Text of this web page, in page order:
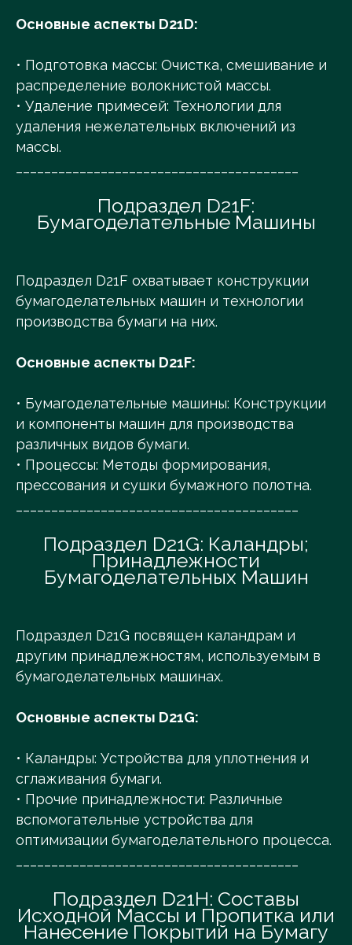
Основные аспекты D21D:
• Подготовка массы: Очистка, смешивание и
распределение волокнистой массы.
• Удаление примесей: Технологии для
удаления нежелательных включений из
массы.
Подраздел D21F:
Бумагоделательные Машины
Подраздел D21F охватывает конструкции
бумагоделательных машин и технологии
производства бумаги на них.
Основные аспекты D21F:
• Бумагоделательные машины: Конструкции
и компоненты машин для производства
различных видов бумаги.
• Процессы: Методы формирования,
прессования и сушки бумажного полотна.
Подраздел D21G: Каландры;
Принадлежности
Бумагоделательных Машин
Подраздел D21G посвящен каландрам и
другим принадлежностям, используемым в
бумагоделательных машинах.
Основные аспекты D21G:
• Каландры: Устройства для уплотнения и
сглаживания бумаги.
• Прочие принадлежности: Различные
вспомогательные устройства для
оптимизации бумагоделательного процесса.
Подраздел D21H: Составы
Исходной Массы и Пропитка или
Нанесение Покрытий на Бумагу